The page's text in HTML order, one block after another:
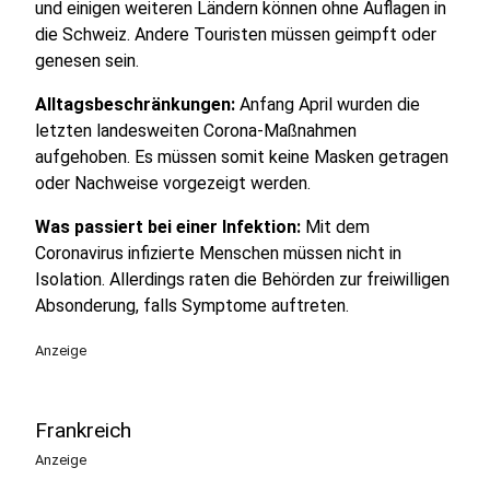
und einigen weiteren Ländern können ohne Auflagen in
die Schweiz. Andere Touristen müssen geimpft oder
genesen sein.
Alltagsbeschränkungen: Anfang April wurden die
letzten landesweiten Corona-Maßnahmen
aufgehoben. Es müssen somit keine Masken getragen
oder Nachweise vorgezeigt werden.
Was passiert bei einer Infektion: Mit dem
Coronavirus infizierte Menschen müssen nicht in
Isolation. Allerdings raten die Behörden zur freiwilligen
Absonderung, falls Symptome auftreten.
Anzeige
Frankreich
Anzeige